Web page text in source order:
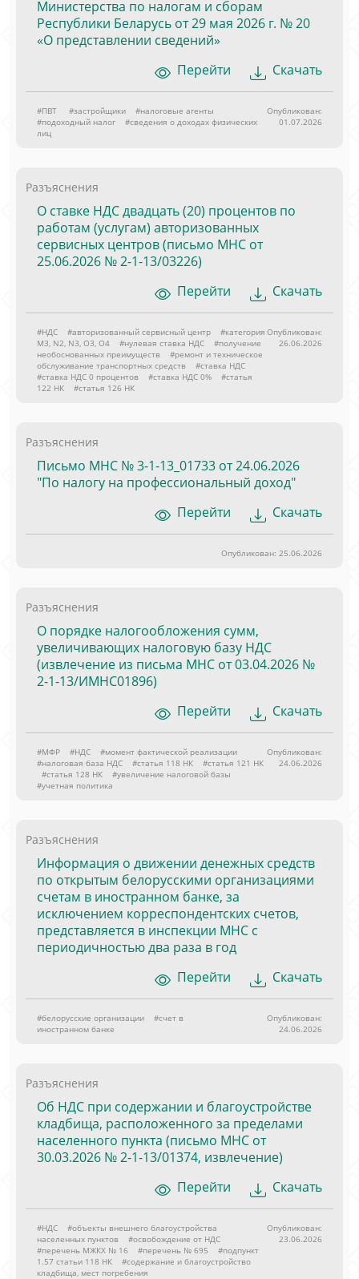
Министерства по налогам и сборам
Республики Беларусь от 29 мая 2026 г. № 20
«О представлении сведений»
Перейти
Скачать
#ПВТ #застройщики
#налоговые агенты
#подоходный налог
#сведения о доходах физических
лиц
Опубликован:
01.07.2026
Разъяснения
О ставке НДС двадцать (20) процентов по
работам (услугам) авторизованных
сервисных центров (письмо МНС от
25.06.2026 № 2-1-13/03226)
Перейти
Скачать
#НДС #авторизованный сервисный центр
#категория
M3, N2, N3, O3, O4
#нулевая ставка НДС
#получение
необоснованных преимуществ
#ремонт и техническое
обслуживание транспортных средств
#ставка НДС
#ставка НДС 0 процентов
#ставка НДС 0%
#статья
122 НК
#статья 126 НК
Опубликован:
26.06.2026
Разъяснения
Письмо МНС № 3-1-13_01733 от 24.06.2026
"По налогу на профессиональный доход"
Перейти
Скачать
Опубликован: 25.06.2026
Разъяснения
О порядке налогообложения сумм,
увеличивающих налоговую базу НДС
(извлечение из письма МНС от 03.04.2026 №
2-1-13/ИМНС01896)
Перейти
Скачать
#МФР #НДС
#момент фактической реализации
#налоговая база НДС
#статья 118 НК
#статья 121 НК
#статья 128 НК
#увеличение налоговой базы
#учетная политика
Опубликован:
24.06.2026
Разъяснения
Информация о движении денежных средств
по открытым белорусскими организациями
счетам в иностранном банке, за
исключением корреспондентских счетов,
представляется в инспекции МНС с
периодичностью два раза в год
Перейти
Скачать
#белорусские организации
#счет в
иностранном банке
Опубликован:
24.06.2026
Разъяснения
Об НДС при содержании и благоустройстве
кладбища, расположенного за пределами
населенного пункта (письмо МНС от
30.03.2026 № 2-1-13/01374, извлечение)
Перейти
Скачать
#НДС
#объекты внешнего благоустройства
населенных пунктов
#освобождение от НДС
#перечень МЖКХ № 16
#перечень № 695
#подпункт
1.57 статьи 118 НК
#содержание и благоустройство
кладбища, мест погребения
Опубликован:
23.06.2026